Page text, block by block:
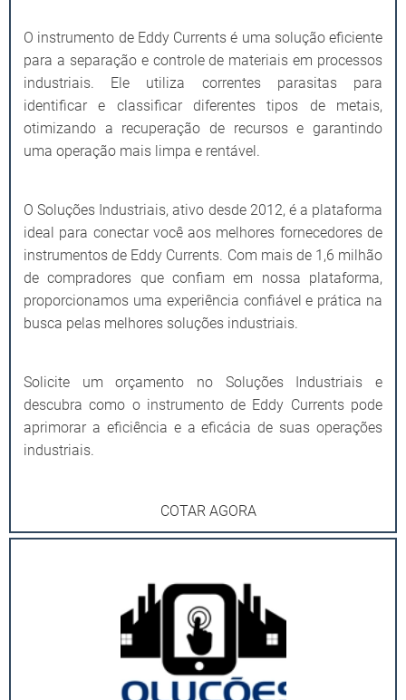
O instrumento de Eddy Currents é uma solução eficiente
para a separação e controle de materiais em processos
industriais. Ele utiliza correntes parasitas para
identificar e classificar diferentes tipos de metais,
otimizando a recuperação de recursos e garantindo
uma operação mais limpa e rentável.
O Soluções Industriais, ativo desde 2012, é a plataforma
ideal para conectar você aos melhores fornecedores de
instrumentos de Eddy Currents. Com mais de 1,6 milhão
de compradores que confiam em nossa plataforma,
proporcionamos uma experiência confiável e prática na
busca pelas melhores soluções industriais.
Solicite um orçamento no Soluções Industriais e
descubra como o instrumento de Eddy Currents pode
aprimorar a eficiência e a eficácia de suas operações
industriais.
COTAR AGORA